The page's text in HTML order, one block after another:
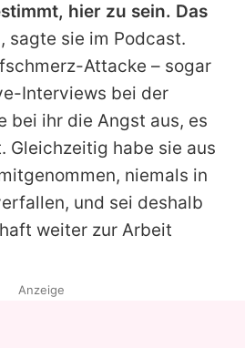
hier zu sein. Das
, sagte sie im Podcast.
Attacke – sogar
Interviews bei der
bei ihr die Angst aus, es
Gleichzeitig habe sie aus
niemals in
und sei deshalb
weiter zur Arbeit
Anzeige